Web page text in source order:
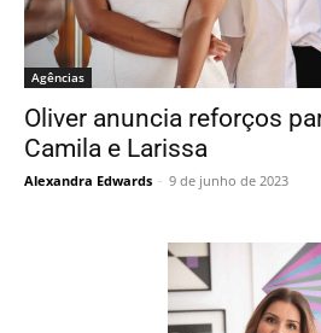
Agências
Oliver anuncia reforços
Camila e Larissa
Alexandra Edwards - 9 de junho de 2023